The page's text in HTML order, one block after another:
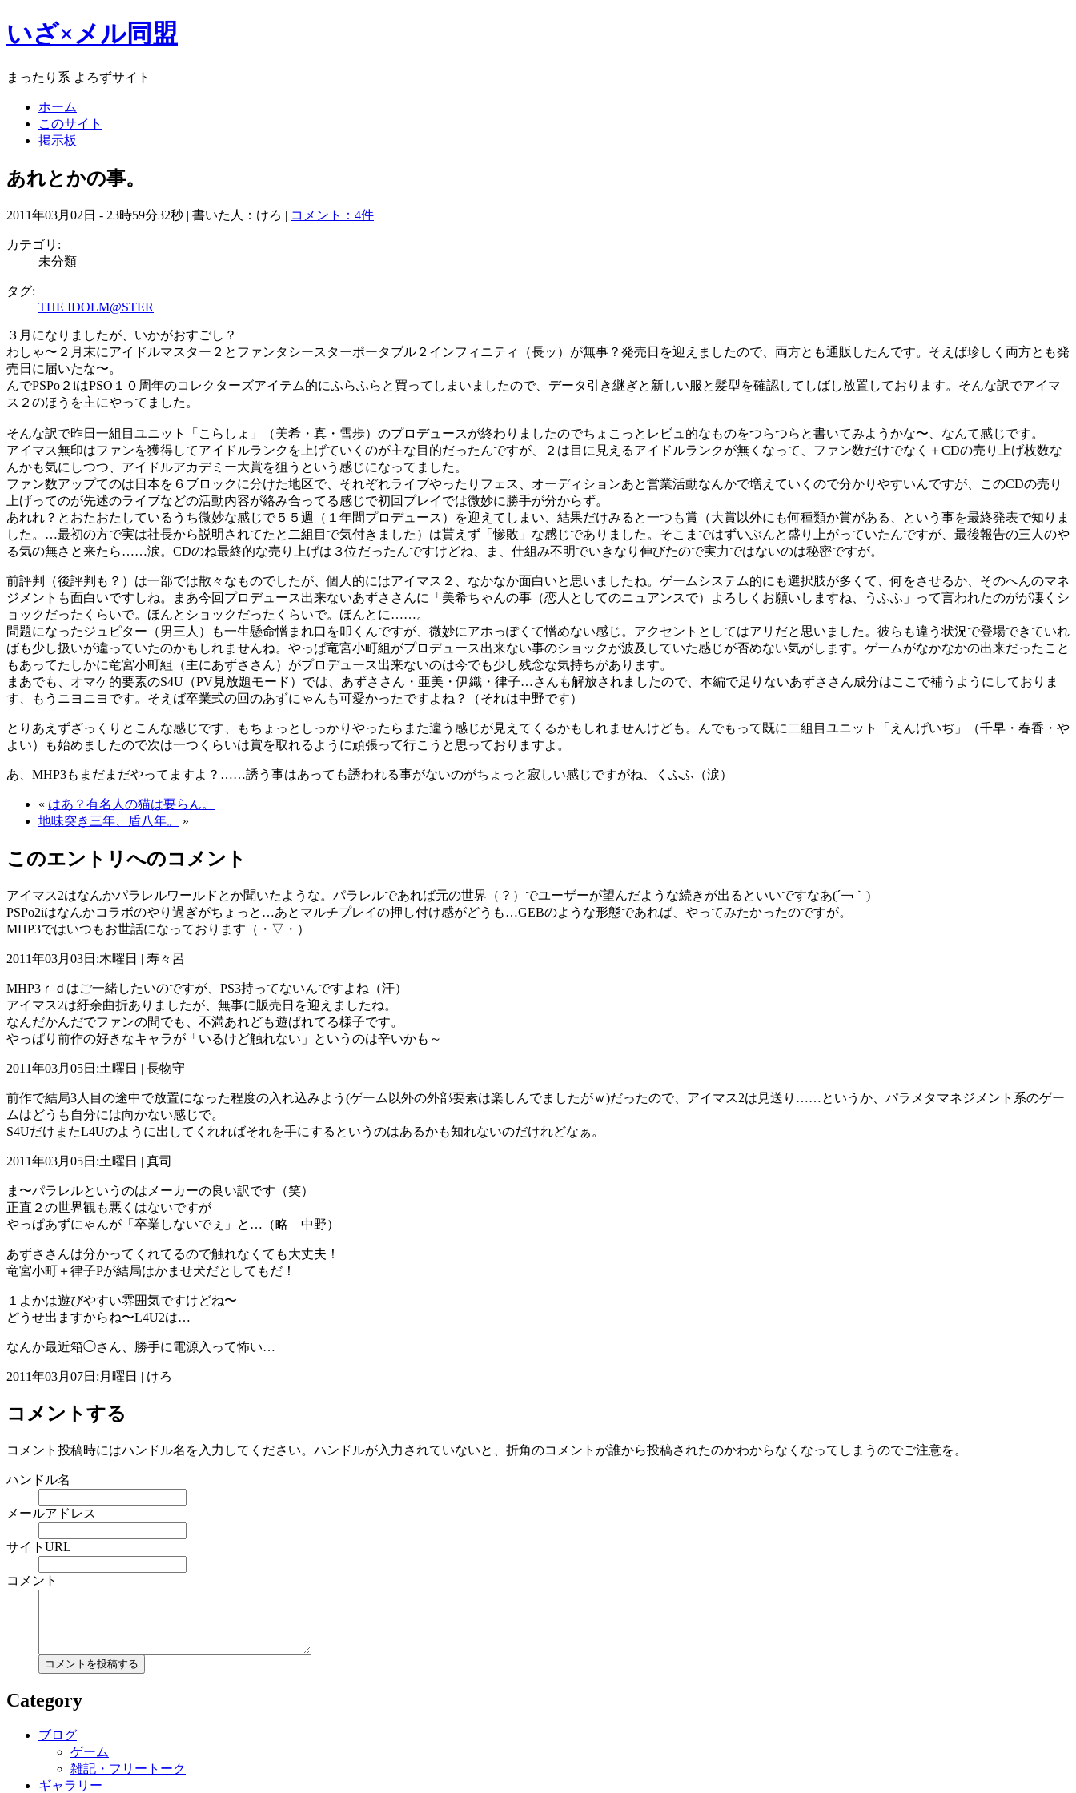
いざ×メル同盟
まったり系 よろずサイト
ホーム
このサイト
掲示板
あれとかの事。
2011年03月02日 - 23時59分32秒 | 書いた人：けろ | コメント：4件
カテゴリ:
未分類
タグ:
THE IDOLM@STER
３月になりましたが、いかがおすごし？
わしゃ〜２月末にアイドルマスター２とファンタシースターポータブル２インフィニティ（長ッ）が無事？発売日を迎えましたので、両方とも通販したんです。そえば珍しく両方とも発
売日に届いたな〜。
んでPSPo２iはPSO１０周年のコレクターズアイテム的にふらふらと買ってしまいましたので、データ引き継ぎと新しい服と髪型を確認してしばし放置しております。そんな訳でアイマ
ス２のほうを主にやってました。
そんな訳で昨日一組目ユニット「こらしょ」（美希・真・雪歩）のプロデュースが終わりましたのでちょこっとレビュ的なものをつらつらと書いてみようかな〜、なんて感じです。
アイマス無印はファンを獲得してアイドルランクを上げていくのが主な目的だったんですが、２は目に見えるアイドルランクが無くなって、ファン数だけでなく＋CDの売り上げ枚数な
んかも気にしつつ、アイドルアカデミー大賞を狙うという感じになってました。
ファン数アップてのは日本を６ブロックに分けた地区で、それぞれライブやったりフェス、オーディションあと営業活動なんかで増えていくので分かりやすいんですが、このCDの売り
上げってのが先述のライブなどの活動内容が絡み合ってる感じで初回プレイでは微妙に勝手が分からず。
あれれ？とおたおたしているうち微妙な感じで５５週（１年間プロデュース）を迎えてしまい、結果だけみると一つも賞（大賞以外にも何種類か賞がある、という事を最終発表で知りま
した。…最初の方で実は社長から説明されてたと二組目で気付きました）は貰えず「惨敗」な感じでありました。そこまではずいぶんと盛り上がっていたんですが、最後報告の三人のや
る気の無さと来たら……涙。CDのね最終的な売り上げは３位だったんですけどね、ま、仕組み不明でいきなり伸びたので実力ではないのは秘密ですが。
前評判（後評判も？）は一部では散々なものでしたが、個人的にはアイマス２、なかなか面白いと思いましたね。ゲームシステム的にも選択肢が多くて、何をさせるか、そのへんのマネ
ジメントも面白いですしね。まあ今回プロデュース出来ないあずささんに「美希ちゃんの事（恋人としてのニュアンスで）よろしくお願いしますね、うふふ」って言われたのがが凄くシ
ョックだったくらいで。ほんとショックだったくらいで。ほんとに……。
問題になったジュピター（男三人）も一生懸命憎まれ口を叩くんですが、微妙にアホっぽくて憎めない感じ。アクセントとしてはアリだと思いました。彼らも違う状況で登場できていれ
ばも少し扱いが違っていたのかもしれませんね。やっぱ竜宮小町組がプロデュース出来ない事のショックが波及していた感じが否めない気がします。ゲームがなかなかの出来だったこと
もあってたしかに竜宮小町組（主にあずささん）がプロデュース出来ないのは今でも少し残念な気持ちがあります。
まあでも、オマケ的要素のS4U（PV見放題モード）では、あずささん・亜美・伊織・律子…さんも解放されましたので、本編で足りないあずささん成分はここで補うようにしておりま
す、もうニヨニヨです。そえば卒業式の回のあずにゃんも可愛かったですよね？（それは中野です）
とりあえずざっくりとこんな感じです、もちょっとしっかりやったらまた違う感じが見えてくるかもしれませんけども。んでもって既に二組目ユニット「えんげいぢ」（千早・春香・や
よい）も始めましたので次は一つくらいは賞を取れるように頑張って行こうと思っておりますよ。
あ、MHP3もまだまだやってますよ？……誘う事はあっても誘われる事がないのがちょっと寂しい感じですがね、くふふ（涙）
« はあ？有名人の猫は要らん。
地味突き三年、盾八年。
»
このエントリへのコメント
アイマス2はなんかパラレルワールドとか聞いたような。パラレルであれば元の世界（？）でユーザーが望んだような続きが出るといいですなあ(´￢｀)
PSPo2iはなんかコラボのやり過ぎがちょっと…あとマルチプレイの押し付け感がどうも…GEBのような形態であれば、やってみたかったのですが。
MHP3ではいつもお世話になっております（・▽・）
2011年03月03日:木曜日 | 寿々呂
MHP3ｒｄはご一緒したいのですが、PS3持ってないんですよね（汗）
アイマス2は紆余曲折ありましたが、無事に販売日を迎えましたね。
なんだかんだでファンの間でも、不満あれども遊ばれてる様子です。
やっぱり前作の好きなキャラが「いるけど触れない」というのは辛いかも～
2011年03月05日:土曜日 | 長物守
前作で結局3人目の途中で放置になった程度の入れ込みよう(ゲーム以外の外部要素は楽しんでましたがｗ)だったので、アイマス2は見送り……というか、パラメタマネジメント系のゲー
ムはどうも自分には向かない感じで。
S4UだけまたL4Uのように出してくれればそれを手にするというのはあるかも知れないのだけれどなぁ。
2011年03月05日:土曜日 | 真司
ま〜パラレルというのはメーカーの良い訳です（笑）
正直２の世界観も悪くはないですが
やっぱあずにゃんが「卒業しないでぇ」と…（略 中野）
あずささんは分かってくれてるので触れなくても大丈夫！
竜宮小町＋律子Pが結局はかませ犬だとしてもだ！
１よかは遊びやすい雰囲気ですけどね〜
どうせ出ますからね〜L4U2は…
なんか最近箱◯さん、勝手に電源入って怖い…
2011年03月07日:月曜日 | けろ
コメントする
コメント投稿時にはハンドル名を入力してください。ハンドルが入力されていないと、折角のコメントが誰から投稿されたのかわからなくなってしまうのでご注意を。
ハンドル名
メールアドレス
サイトURL
コメント
Category
ブログ
ゲーム
雑記・フリートーク
ギャラリー